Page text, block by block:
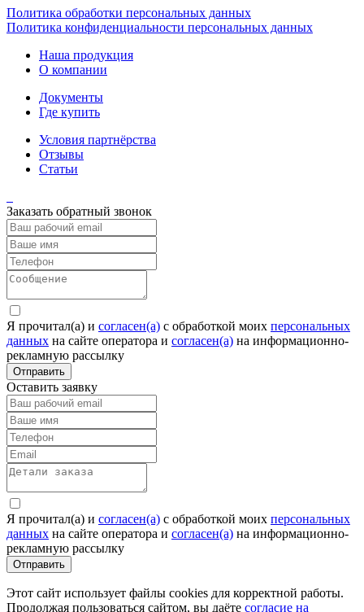
Политика обработки персональных данных
Политика конфиденциальности персональных данных
Наша продукция
О компании
Документы
Где купить
Условия партнёрства
Отзывы
Статьи
Заказать обратный звонок
Я прочитал(а) и согласен(а) c обработкой моих персональных
данных на сайте оператора и согласен(а) на информационно-
рекламную рассылку
Отправить
Оставить заявку
Я прочитал(а) и согласен(а) c обработкой моих персональных
данных на сайте оператора и согласен(а) на информационно-
рекламную рассылку
Отправить
Этот сайт использует файлы cookies для корректной работы.
Продолжая пользоваться сайтом, вы даёте согласие на